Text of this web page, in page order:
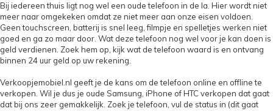
Bij iedereen thuis ligt nog wel een oude telefoon in de la. Hier wordt niet
meer naar omgekeken omdat ze niet meer aan onze eisen voldoen.
Geen touchscreen, batterij is snel leeg, filmpje en spelletjes werken niet
goed en ga zo maar door. Wat deze telefoon nog wel voor je kan doen is
geld verdienen. Zoek hem op, kijk wat de telefoon waard is en ontvang
binnen 24 uur geld op uw rekening.
Verkoopjemobiel.nl geeft je de kans om de telefoon online en offline te
verkopen. Wil je dus je oude Samsung, iPhone of HTC verkopen dat gaat
dat bij ons zeer gemakkelijk. Zoek je telefoon, vul de status in (dit gaat